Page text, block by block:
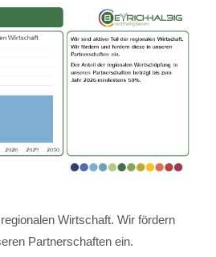
Wirtschaft. Wir fördern
Partnerschaften ein.